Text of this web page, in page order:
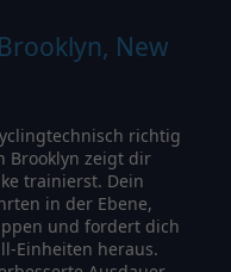
Brooklyn, New
richtig
Brooklyn zeigt dir
trainierst. Dein
in der Ebene,
und fordert dich
Einheiten heraus.